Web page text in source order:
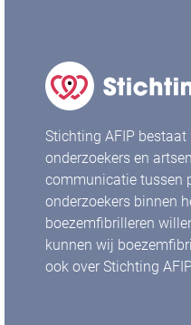
Stichting AFIP
onderzoekers en
communicatie tussen
onderzoekers binnen
boezemfibrilleren
kunnen wij
ook over Stichting